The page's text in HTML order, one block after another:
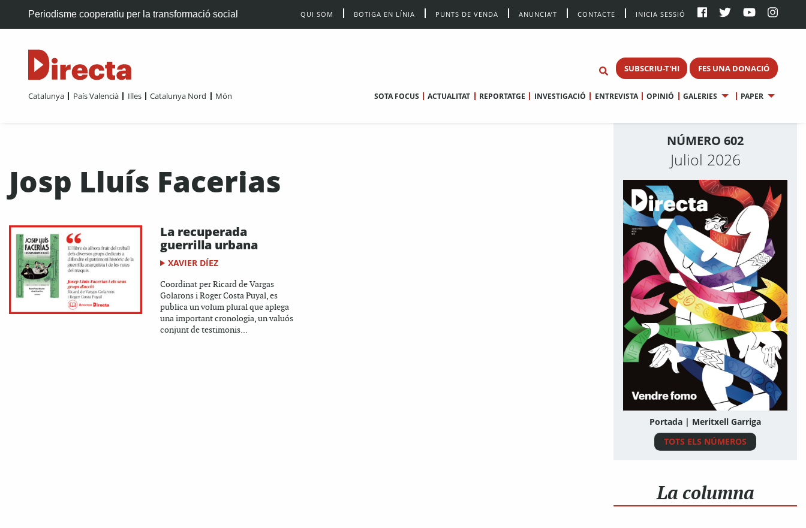
Periodisme cooperatiu per la transformació social QUI SOM BOTIGA EN LÍNIA PUNTS DE VENDA ANUNCIA’T CONTACTE INICIA SESSIÓ
SUBSCRIU-T'HI FES UNA DONACIÓ
Catalunya País Valencià Illes Catalunya Nord Món SOTA FOCUS ACTUALITAT REPORTATGE INVESTIGACIÓ ENTREVISTA OPINIÓ GALERIES PAPER
Josp Lluís Facerias
La recuperada
guerrilla urbana
XAVIER DÍEZ
Coordinat per Ricard de Vargas
Golarons i Roger Costa Puyal, es
publica un volum plural que aplega
una important cronologia, un valuós
conjunt de testimonis...
NÚMERO 602
Juliol 2026
Portada | Meritxell Garriga
TOTS ELS NÚMEROS
La columna